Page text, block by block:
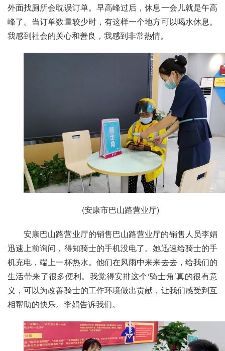
外面找厕所会耽误订单。早高峰过后，休息一会儿就是午高
峰了。当订单数量较少时，有这样一个地方可以喝水休息。
我感到社会的关心和善良，我感到非常热情。
(安康市巴山路营业厅)
安康巴山路营业厅的销售巴山路营业厅的销售人员李娟
迅速上前询问，得知骑士的手机没电了。她迅速给骑士的手
机充电，端上一杯热水。他们在风雨中来来去去，给我们的
生活带来了很多便利。我觉得安排这个‘骑士角’真的很有意
义，可以为改善骑士的工作环境做出贡献，让我们感受到互
相帮助的快乐。李娟告诉我们。